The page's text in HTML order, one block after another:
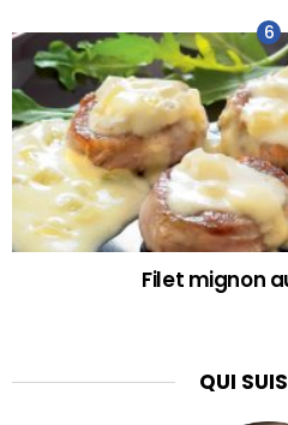
Filet mignon
QUI